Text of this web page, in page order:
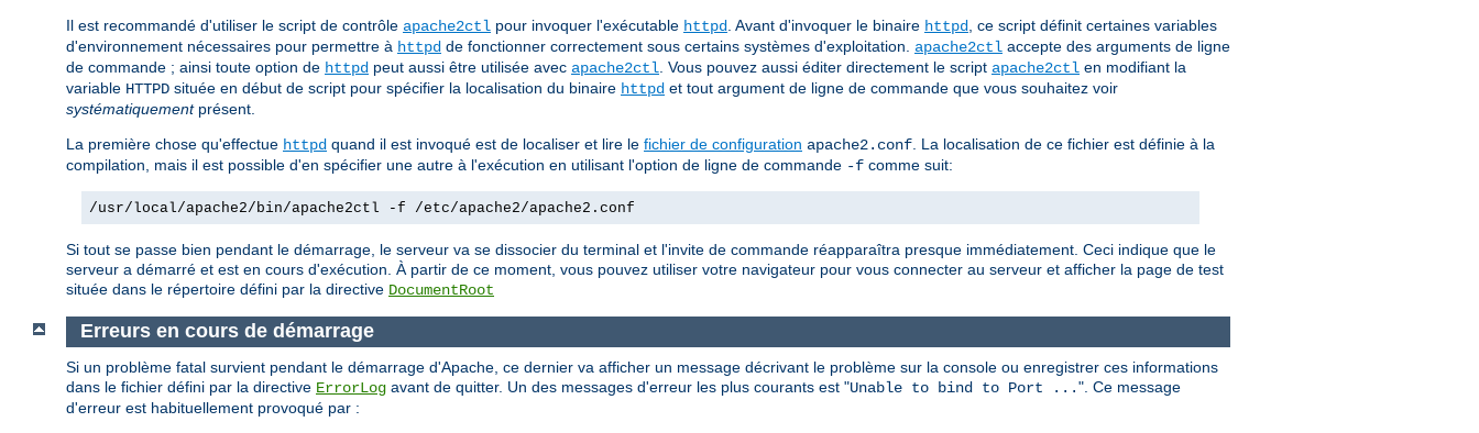
Il est recommandé d'utiliser le script de contrôle apache2ctl pour invoquer l'exécutable httpd . Avant d'invoquer le binaire httpd
, ce script définit certaines variables
d'environnement nécessaires pour permettre à httpd de fonctionner correctement sous certains systèmes d'exploitation. apache2ctl accepte des arguments de ligne
de commande ; ainsi toute option de httpd peut aussi être utilisée avec apache2ctl . Vous pouvez aussi éditer directement le script apache2ctl en modifiant la
variable HTTPD située en début de script pour spécifier la localisation du binaire httpd et tout argument de ligne de commande que vous souhaitez voir
systématiquementprésent.
La première chose qu'effectue httpd quand il est invoqué est de localiser et lire le fichier de configuration apache2.conf . La localisation de ce fichier est définie à la
compilation, mais il est possible d'en spécifier une autre à l'exécution en utilisant l'option de ligne de commande -f comme suit:
/usr/local/apache2/bin/apache2ctl -f /etc/apache2/apache2.conf
Si tout se passe bien pendant le démarrage, le serveur va se dissocier du terminal et l'invite de commande réapparaîtra presque immédiatement. Ceci indique que le
serveur a démarré et est en cours d'exécution. À partir de ce moment, vous pouvez utiliser votre navigateur pour vous connecter au serveur et afficher la page de test
située dans le répertoire défini par la directive DocumentRoot
Erreurs en cours de démarrage
Si un problème fatal survient pendant le démarrage d'Apache, ce dernier va afficher un message décrivant le problème sur la console ou enregistrer ces informations
dans le fichier défini par la directive ErrorLog avant de quitter. Un des messages d'erreur les plus courants est "Unable to bind to Port ...". Ce message
d'erreur est habituellement provoqué par :